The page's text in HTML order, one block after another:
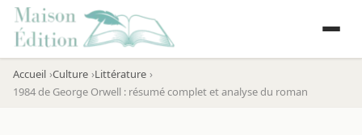
Accueil Culture Littérature
1984 de George Orwell : résumé complet et analyse du roman